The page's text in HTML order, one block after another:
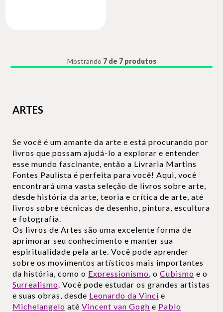
Mostrando 7 de 7 produtos
ARTES
Se você é um amante da arte e está procurando por
livros que possam ajudá-lo a explorar e entender
esse mundo fascinante, então a Livraria Martins
Fontes Paulista é perfeita para você! Aqui, você
encontrará uma vasta seleção de livros sobre arte,
desde história da arte, teoria e crítica de arte, até
livros sobre técnicas de desenho, pintura, escultura
e fotografia.
Os livros de Artes são uma excelente forma de
aprimorar seu conhecimento e manter sua
espiritualidade pela arte. Você pode aprender
sobre os movimentos artísticos mais importantes
da história, como o Expressionismo, o Cubismo e o
Surrealismo. Você pode estudar os grandes artistas
e suas obras, desde Leonardo da Vinci e
Michelangelo até Vincent van Gogh e Pablo